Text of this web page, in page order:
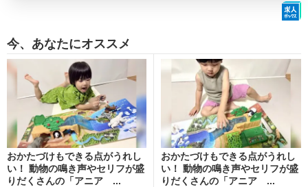
今、あなたにオススメ
おかたづけもできる点がうれし
い！ 動物の鳴き声やセリフが盛
りだくさんの「アニア ...
おかたづけもできる点がうれし
い！ 動物の鳴き声やセリフが盛
りだくさんの「アニア ...